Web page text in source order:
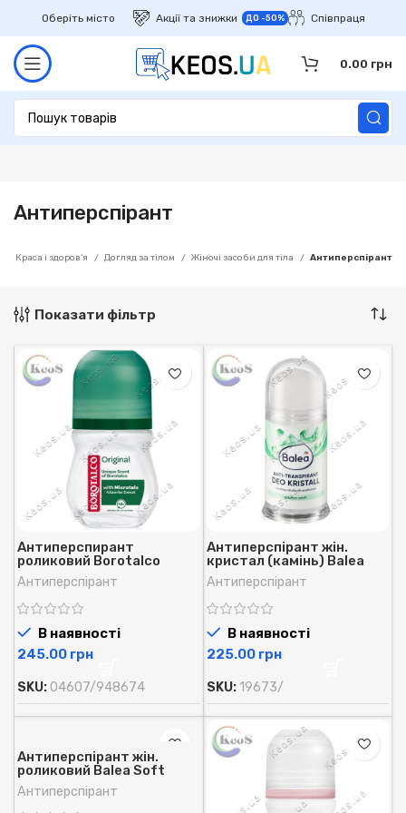
Оберіть місто Акції та знижки ДО -50% Співпраця
0.00 грн
Антиперспірант
Краса і здоров'я Догляд за тілом Жіночі засоби для тіла Антиперспірант
Показати фільтр
Антиперспирант
роликовий Borotalco
Original з мікро-тальком
оригінал 50 мл.
Антиперспірант
В наявності
грн
SKU: 04607/948674
Антиперспірант жін.
кристал (камінь) Balea
spurbar sanft 100 г.
Антиперспірант
В наявності
грн
SKU: 19673/
Антиперспірант жін.
роликовий Balea Soft
flower 24 год. захист 50
мл.
Антиперспірант